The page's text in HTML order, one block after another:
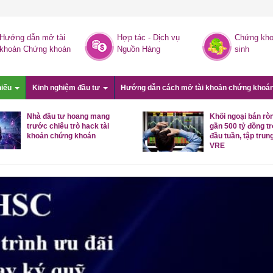
Hướng dẫn mở tài
khoản Chứng khoán
Hợp tác - Dịch vụ
Nguồn Hàng
Chứng
sinh
Kinh nghiệm đầu tư Hướng dẫn cách mở tài khoản chứng
Nhà đầu tư hoang mang
trước chiêu trò hack tài
khoản chứng khoán
Khối ngoại bán
gần 500 tỷ đồng
đầu tuần, tập
VRE